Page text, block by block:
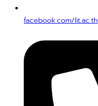
facebook.com/lit.ac.th